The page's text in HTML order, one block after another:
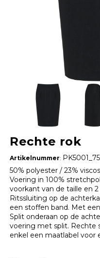
Rechte rok
Artikelnummer:
50% polyester / 23%
Voering in 100%
voorkant van de taille en
Ritssluiting op de
een stoffen band. Met
Split onderaan op de
voering met split. Rechte
enkel een maatlabel voor